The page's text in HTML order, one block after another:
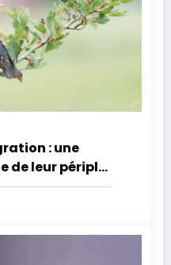
: une
de leur périple